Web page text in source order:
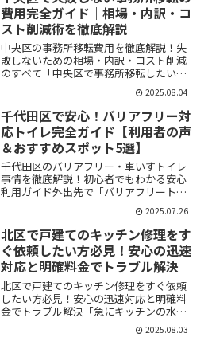
件管理やオフィス・店舗の...
費用完全ガイド｜相場・内訳・コ
スト削減術を徹底解説
中央区の事務所移転費用を徹底解説！失
敗しないための相場・内訳・コスト削減
のすべて「中央区で事務所移転したいけ
れど、費用がどれくらいかかるのかわか
らない」「見積もりや相場、削減のポイ
ントが知りたい」「業者選びで失敗した
くない」——そんな不安や...
2025.08.04
千代田区で安心！バリアフリー対
応トイレ完全ガイド【利用者の声
＆おすすめスポット5選】
千代田区のバリアフリー・車いすトイレ
事情を徹底解説！初心者でもわかる安心
利用ガイド外出先で「バリアフリートイ
レはどこにあるんだろう…」「車いすで
も入れるトイレってちゃんと使えるのか
な？」と不安になったことはありません
か？特に千代田区のような...
2025.07.26
北区で戸建てのキッチン修理をす
ぐ依頼したい方必見！安心の迅速
対応と明確料金でトラブル解決
北区で戸建てのキッチン修理をすぐ依頼
したい方必見！安心の迅速対応と明確料
金でトラブル解決「急にキッチンの水が
漏れて困ってしまった」「ガスコンロが
動かなくて料理ができない」「戸建ての
2025.08.03